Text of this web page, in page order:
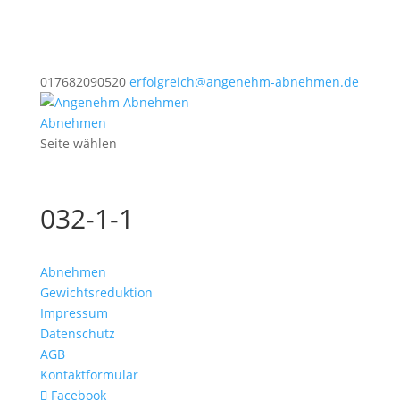
017682090520 erfolgreich@angenehm-abnehmen.de
Abnehmen
Seite wählen
032-1-1
Abnehmen
Gewichtsreduktion
Impressum
Datenschutz
AGB
Kontaktformular
Facebook